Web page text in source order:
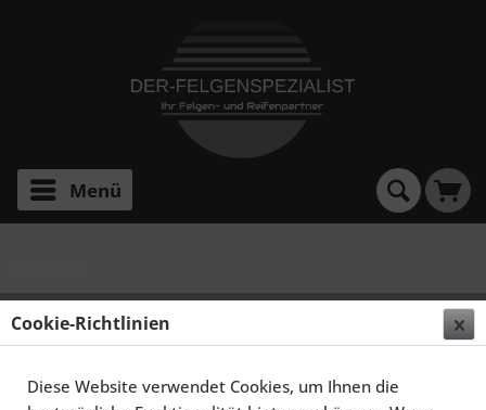
Menü
SCHMIDT FELGEN 16 ZOLL MODERN-LINE FÜR VW
GOLF II TYP 19E, TITANMATT
Cookie-Richtlinien
Diese Website verwendet Cookies, um Ihnen die